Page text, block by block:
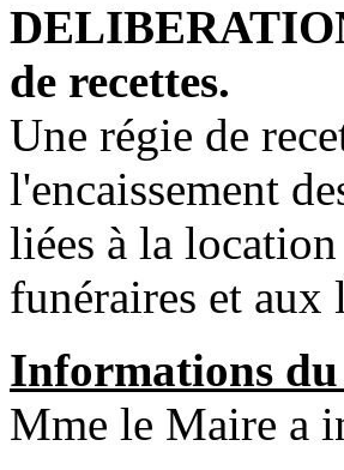
de recettes.
Une régie de
l'encaissement
liées à la
funéraires et aux
Informations
Mme le Maire a